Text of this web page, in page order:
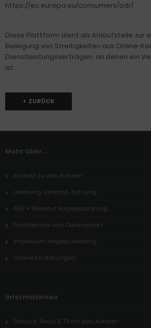
https://ec.europa.eu/consumers/odr/
Diese Plattform dient als Anlaufstelle zur
Beilegung von Streitigkeiten aus Online-
Dienstleistungsverträgen, an denen ein
ist.
ZURÜCK
Mehr über...
Kontakt zu den Autoren
Lieferung, Versand, Zahlung
AGB + Widerruf Ampelpublishing
Privatsphäre und Datenschutz
Impressum Ampelpublishing
Cookie Einstellungen
Informationen
Podcast, Radio & TV mit den Autoren